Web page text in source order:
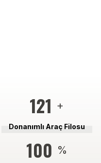
121 +
Donanımlı Araç Filosu
100 %